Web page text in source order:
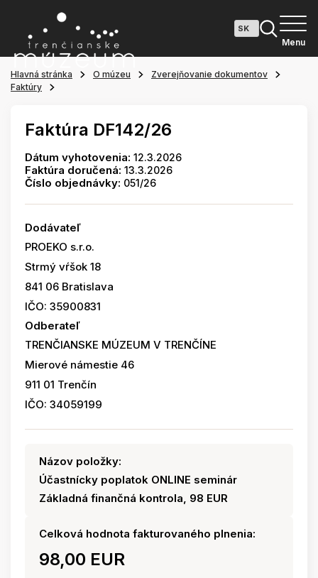
Menu
Hlavná stránka O múzeu
Zverejňovanie dokumentov
Faktúry
Faktúra DF142/26
Dátum vyhotovenia: 12.3.2026
Faktúra doručená: 13.3.2026
Číslo objednávky: 051/26
Dodávateľ
PROEKO s.r.o.
Strmý vŕšok 18
841 06 Bratislava
IČO: 35900831
Odberateľ
TRENČIANSKE MÚZEUM V TRENČÍNE
Mierové námestie 46
911 01 Trenčín
IČO: 34059199
Názov položky:
Účastnícky poplatok ONLINE seminár
Základná finančná kontrola, 98 EUR
Celková hodnota fakturovaného plnenia:
98,00 EUR